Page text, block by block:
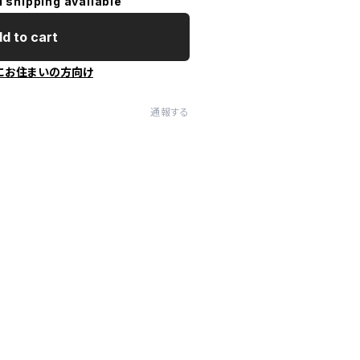
to cart
お住まいの方向け
通報する